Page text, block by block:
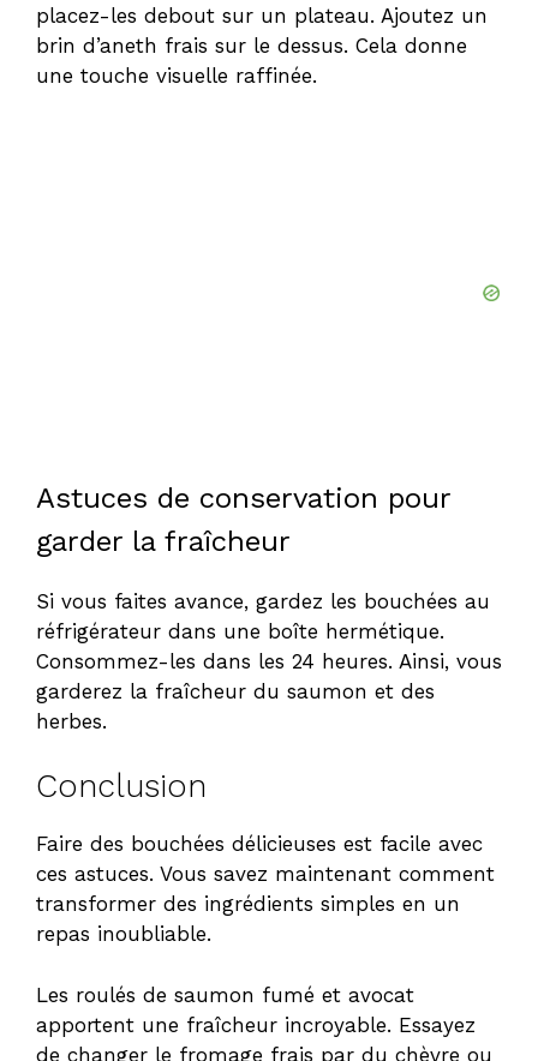
placez-les debout sur un plateau. Ajoutez un
brin d’aneth frais sur le dessus. Cela donne
une touche visuelle raffinée.
Astuces de conservation pour
garder la fraîcheur
Si vous faites avance, gardez les bouchées au
réfrigérateur dans une boîte hermétique.
Consommez-les dans les 24 heures. Ainsi, vous
garderez la fraîcheur du saumon et des
herbes.
Conclusion
Faire des bouchées délicieuses est facile avec
ces astuces. Vous savez maintenant comment
transformer des ingrédients simples en un
repas inoubliable.
Les roulés de saumon fumé et avocat
apportent une fraîcheur incroyable. Essayez
de changer le fromage frais par du chèvre ou